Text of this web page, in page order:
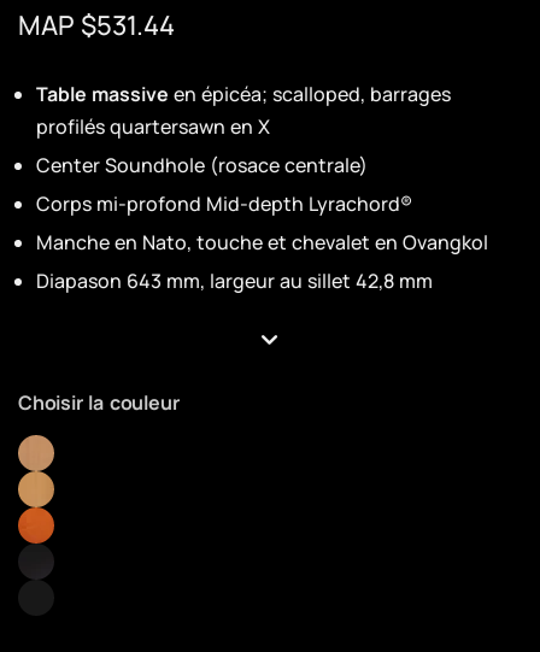
MAP $531.44
Table massive en épicéa; scalloped, barrages
profilés quartersawn en X
Center Soundhole (rosace centrale)
Corps mi-profond Mid-depth Lyrachord®
Manche en Nato, touche et chevalet en Ovangkol
Diapason 643 mm, largeur au sillet 42,8 mm
Choisir la couleur